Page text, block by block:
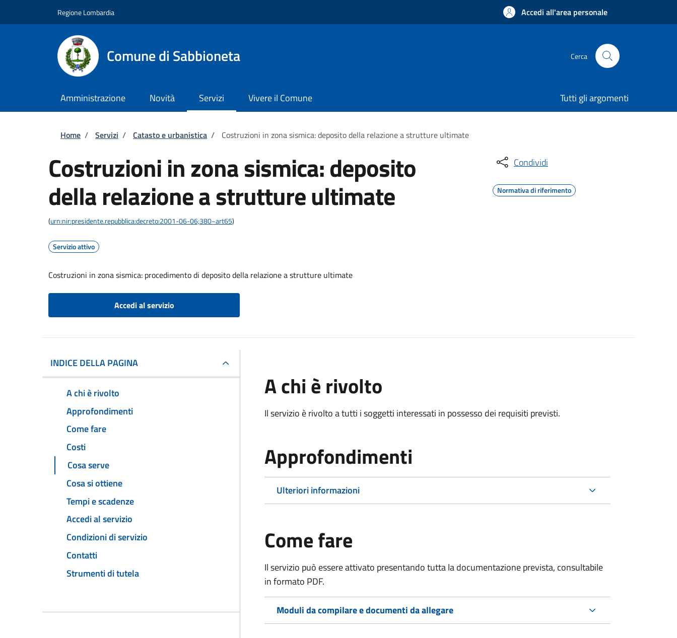
Regione Lombardia Accedi all'area personale
Comune di Sabbioneta Cerca
Amministrazione Novità Servizi Vivere il Comune Tutti gli argomenti
Briciole di pane
Home / Servizi / Catasto e urbanistica / Costruzioni in zona sismica: deposito della relazione a strutture ultimate
Costruzioni in zona sismica: deposito
della relazione a strutture ultimate
(urn:nir:presidente.repubblica:decreto:2001-06-06;380~art65)
Servizio attivo
Costruzioni in zona sismica: procedimento di deposito della relazione a strutture ultimate
Accedi al servizio
Condividi
Normativa di riferimento
INDICE DELLA PAGINA
A chi è rivolto
Approfondimenti
Come fare
Costi
Cosa serve
Cosa si ottiene
Tempi e scadenze
Accedi al servizio
Condizioni di servizio
Contatti
Strumenti di tutela
A chi è rivolto
Il servizio è rivolto a tutti i soggetti interessati in possesso dei requisiti previsti.
Approfondimenti
Ulteriori informazioni
Come fare
Il servizio può essere attivato presentando tutta la documentazione prevista, consultabile
in formato PDF.
Moduli da compilare e documenti da allegare